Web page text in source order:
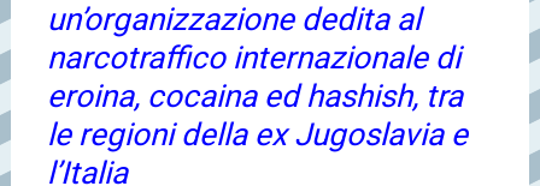
un’organizzazione dedita al
narcotraffico internazionale di
eroina, cocaina ed hashish, tra
le regioni della ex Jugoslavia e
l’Italia